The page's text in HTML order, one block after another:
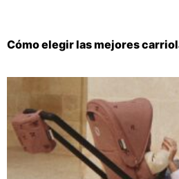
Cómo elegir las mejores